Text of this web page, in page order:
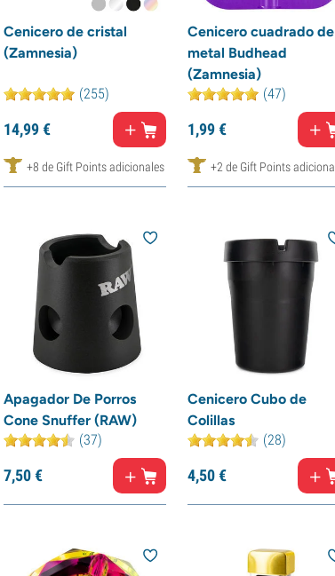
Cenicero de cristal
(Zamnesia)
(255)
14,99€
+8 de Gift Points adicionales
Cenicero cuadrado de
metal Budhead
(Zamnesia)
(47)
1,99€
+2 de Gift Points
Apagador De Porros
Cone Snuffer (RAW)
(37)
7,50€
Cenicero Cubo de
Colillas
(28)
4,50€